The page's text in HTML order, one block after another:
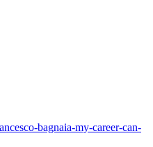
bagnaia-my-career-can-